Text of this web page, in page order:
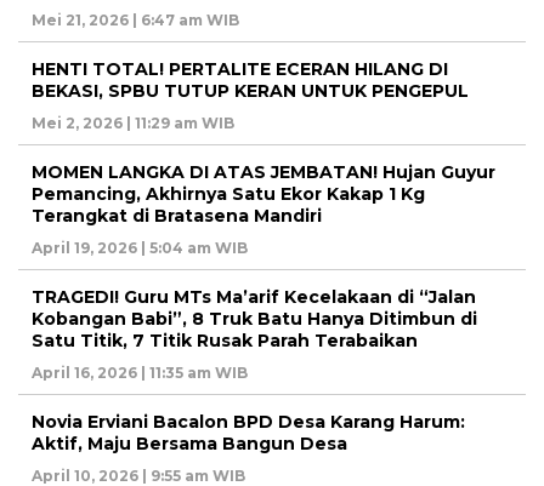
Mei 21, 2026 | 6:47 am WIB
HENTI TOTAL! PERTALITE ECERAN HILANG DI
BEKASI, SPBU TUTUP KERAN UNTUK PENGEPUL
Mei 2, 2026 | 11:29 am WIB
MOMEN LANGKA DI ATAS JEMBATAN! Hujan Guyur
Pemancing, Akhirnya Satu Ekor Kakap 1 Kg
Terangkat di Bratasena Mandiri
April 19, 2026 | 5:04 am WIB
TRAGEDI! Guru MTs Ma’arif Kecelakaan di “Jalan
Kobangan Babi”, 8 Truk Batu Hanya Ditimbun di
Satu Titik, 7 Titik Rusak Parah Terabaikan
April 16, 2026 | 11:35 am WIB
Novia Erviani Bacalon BPD Desa Karang Harum:
Aktif, Maju Bersama Bangun Desa
April 10, 2026 | 9:55 am WIB